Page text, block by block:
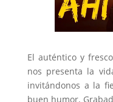
El auténtico y
nos presenta la
invitándonos a la
buen humor.